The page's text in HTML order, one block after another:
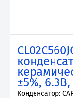
±5%,
Конденсатор: